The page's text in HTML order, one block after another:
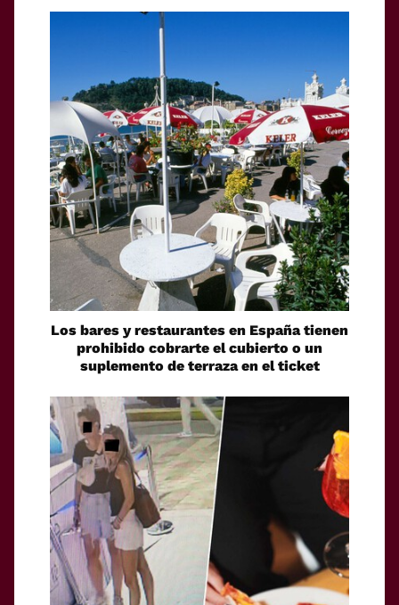
Los bares y restaurantes en España tienen
prohibido cobrarte el cubierto o un
suplemento de terraza en el ticket